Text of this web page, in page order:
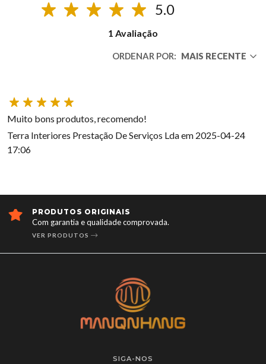
5.0
1 Avaliação
ORDENAR POR: MAIS RECENTE
Muito bons produtos, recomendo!
Terra Interiores Prestação De Serviços Lda em 2025-04-24
17:06
PRODUTOS ORIGINAIS
Com garantia e qualidade comprovada.
VER PRODUTOS
SIGA-NOS